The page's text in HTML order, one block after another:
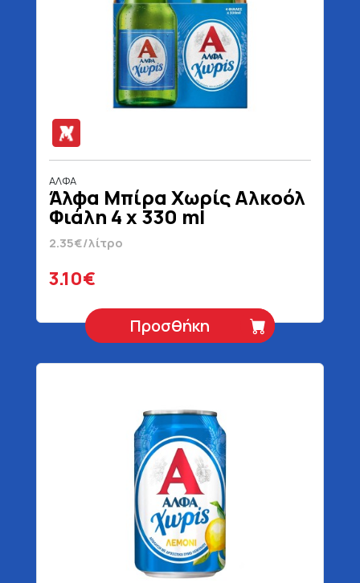
ΑΛΦΑ
Άλφα Μπίρα Χωρίς Αλκοόλ
Φιάλη 4 x 330 ml
2.35€/λίτρο
3.10€
Προσθήκη